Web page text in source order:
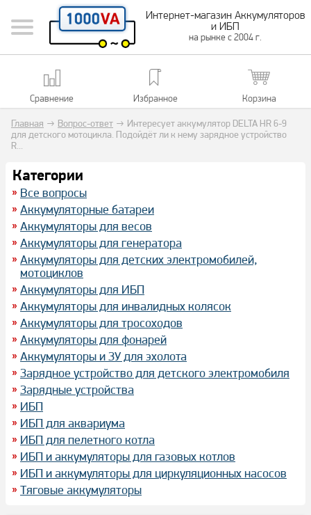
Интернет-магазин Аккумуляторов
и ИБП
на рынке с 2004 г.
Сравнение Избранное Корзина
Главная → Вопрос-ответ → Интересует аккумулятор DELTA HR 6-9
для детского мотоцикла. Подойдёт ли к нему зарядное устройство
R...
Категории
Все вопросы
Аккумуляторные батареи
Аккумуляторы для весов
Аккумуляторы для генератора
Аккумуляторы для детских электромобилей,
мотоциклов
Аккумуляторы для ИБП
Аккумуляторы для инвалидных колясок
Аккумуляторы для тросоходов
Аккумуляторы для фонарей
Аккумуляторы и ЗУ для эхолота
Зарядное устройство для детского электромобиля
Зарядные устройства
ИБП
ИБП для аквариума
ИБП для пелетного котла
ИБП и аккумуляторы для газовых котлов
ИБП и аккумуляторы для циркуляционных насосов
Тяговые аккумуляторы